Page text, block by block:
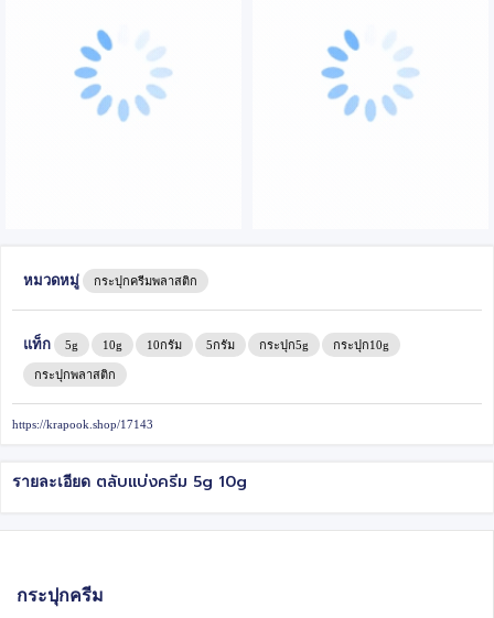
หมวดหมู่ กระปุกครีมพลาสติก
แท็ก 5g 10g 10กรัม 5กรัม กระปุก5g กระปุก10g
กระปุกพลาสติก
https://krapook.shop/17143
รายละเอียด ตลับแบ่งครีม 5g 10g
กระปุกครีม